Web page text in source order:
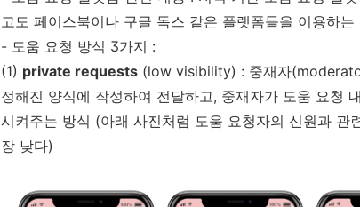
고도 페이스북이나 구글 독스 같은 플랫폼들을 이용하는
- 도움 요청 방식 3가지 :
(1) private requests (low visibility) : 중재자
정해진 양식에 작성하여 전달하고, 중재자가 도움 요청
시켜주는 방식 (아래 사진처럼 도움 요청자의 신원과
장 낮다)